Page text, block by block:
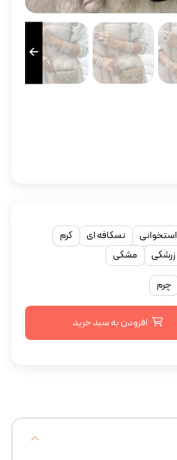
استخوانی نسکافه ای
کرم
زرشکی مشکی
چرم
افزودن به سبد خرید